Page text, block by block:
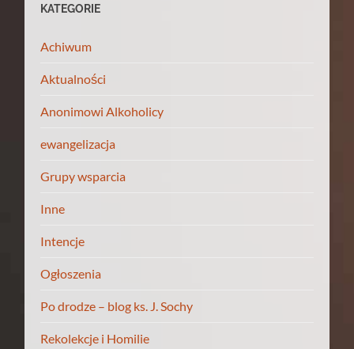
KATEGORIE
Achiwum
Aktualności
Anonimowi Alkoholicy
ewangelizacja
Grupy wsparcia
Inne
Intencje
Ogłoszenia
Po drodze – blog ks. J. Sochy
Rekolekcje i Homilie